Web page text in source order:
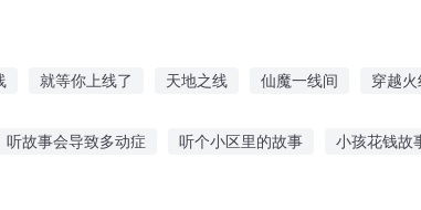
就等你上线了 天地之线 仙魔一线间 穿越
听故事会导致多动症 听个小区里的故事 小孩花钱故